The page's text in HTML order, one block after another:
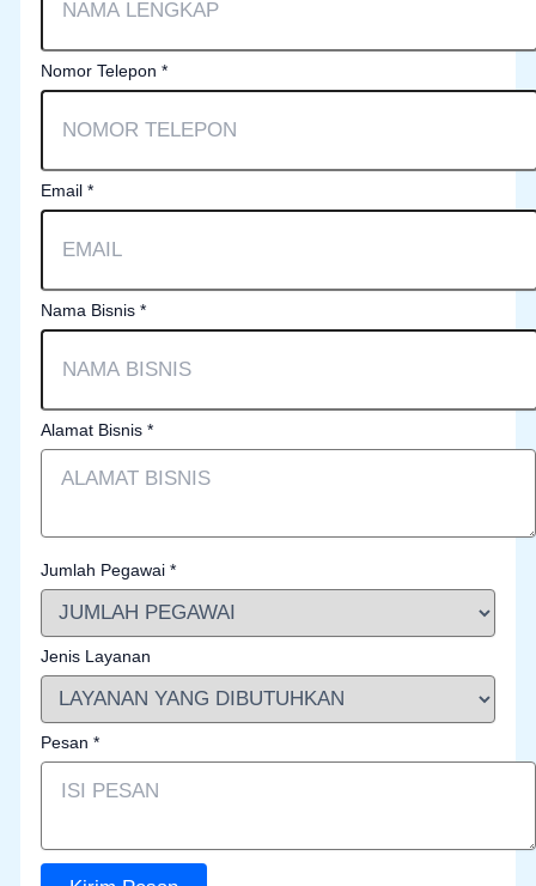
Nomor Telepon*
Email*
Nama Bisnis*
Alamat Bisnis*
Jumlah Pegawai*
Jenis Layanan
Pesan*